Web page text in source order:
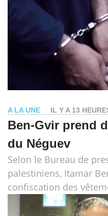
A LA UNE IL Y A 13
Ben-Gvir prend
du Néguev
Selon le Bureau de
palestiniens, Itamar
confiscation des